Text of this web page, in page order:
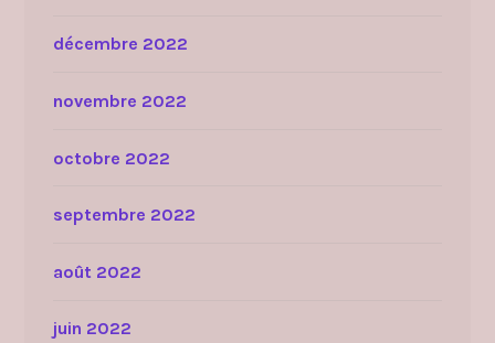
décembre 2022
novembre 2022
octobre 2022
septembre 2022
août 2022
juin 2022